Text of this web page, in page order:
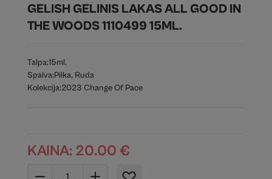
GELISH GELINIS LAKAS ALL GOOD IN
THE WOODS 1110499 15ML.
Talpa:15ml.
Spalva:Pilka, Ruda
Kolekcija:2023 Change Of Pace
KAINA: 20.00 €